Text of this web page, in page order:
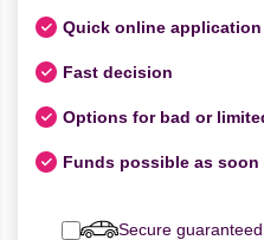
Quick online application
Fast decision
Options for bad or
Funds possible as
Secure